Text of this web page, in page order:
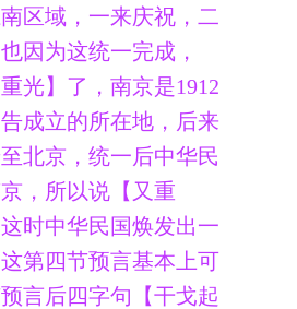
区域，一来庆祝，二
因为这统一完成，
光】了，南京是1912
成立的所在地，后来
至北京，统一后中华民
，所以说【又重
时中华民国焕发出一
第四节预言基本上可
言后四字句【干戈起